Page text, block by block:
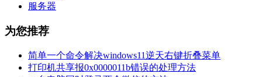
服务器
为您推荐
简单一个命令解决windows11逆天右键折叠菜单
打印机共享报0x0000011b错误的处理方法